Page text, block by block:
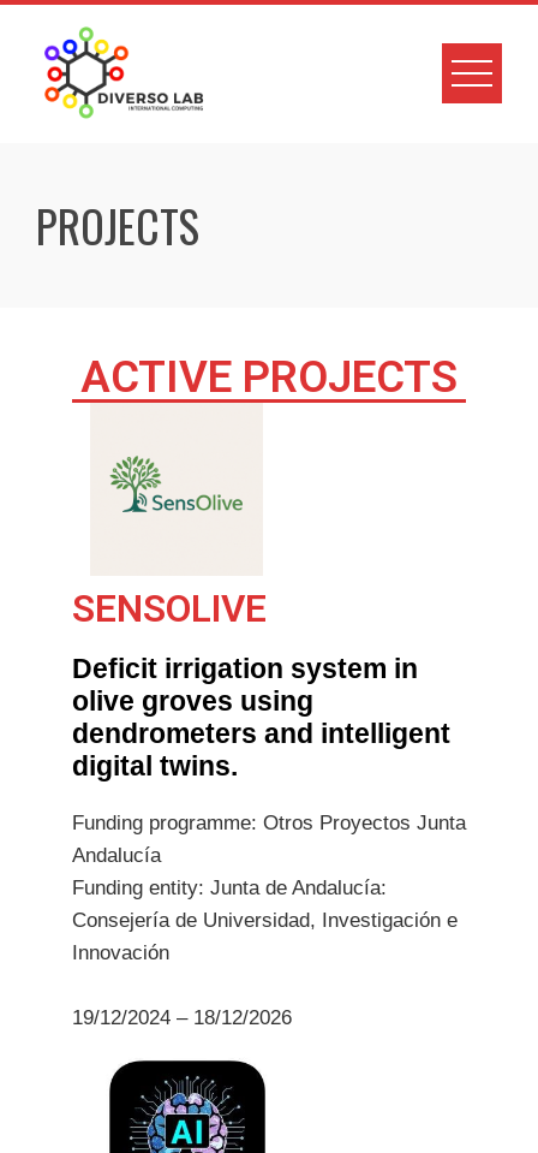
PROJECTS
ACTIVE PROJECTS
SENSOLIVE
Deficit irrigation system in
olive groves using
dendrometers and intelligent
digital twins.
Funding programme: Otros Proyectos Junta
Andalucía
Funding entity: Junta de Andalucía:
Consejería de Universidad, Investigación e
Innovación
19/12/2024 – 18/12/2026